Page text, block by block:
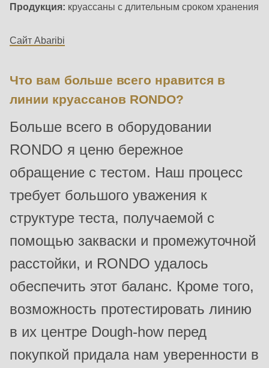
of
string
deprecated
Drupal\rondo_contact\ContactService-
>Drupal\rondo_contact\
{closure}
(line
597
modules/custom/rondo_contact/src/ContactService.php
Deprecated
mb_substr():
Passing
null
parameter
Продукция: круассаны с длительным сроком хранения
Сайт Abaribi
Что вам больше всего нравится в
линии круассанов RONDO?
Больше всего в оборудовании
RONDO я ценю бережное
обращение с тестом. Наш процесс
требует большого уважения к
структуре теста, получаемой с
помощью закваски и промежуточной
расстойки, и RONDO удалось
обеспечить этот баланс. Кроме того,
возможность протестировать линию
в их центре Dough-how перед
покупкой придала нам уверенности в